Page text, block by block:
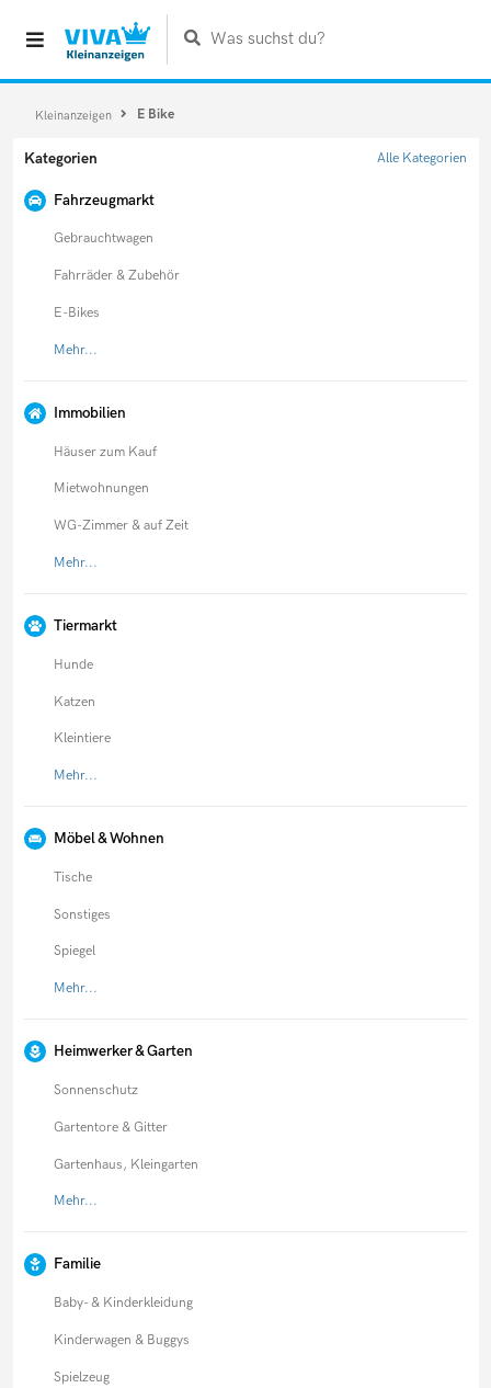
Was suchst du?
Kleinanzeigen E Bike
Kategorien Alle Kategorien
Fahrzeugmarkt
Gebrauchtwagen
Fahrräder & Zubehör
E-Bikes
Mehr...
Immobilien
Häuser zum Kauf
Mietwohnungen
WG-Zimmer & auf Zeit
Mehr...
Tiermarkt
Hunde
Katzen
Kleintiere
Mehr...
Möbel & Wohnen
Tische
Sonstiges
Spiegel
Mehr...
Heimwerker & Garten
Sonnenschutz
Gartentore & Gitter
Gartenhaus, Kleingarten
Mehr...
Familie
Baby- & Kinderkleidung
Kinderwagen & Buggys
Spielzeug